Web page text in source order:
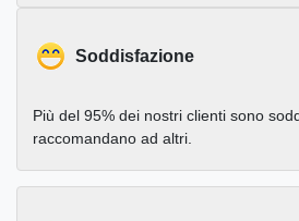
Soddisfazione
Più del 95% dei nostri clienti sono
raccomandano ad altri.